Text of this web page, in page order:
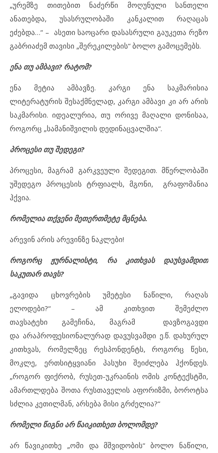
„ურემზე თითებით ნაძერწი მოღუნული სანთელი
ანათებდა, უსასრულობაში კანკალით რაღაცას
ეძებდა…“ – ასეთი საოცარი დასასრული გაუკეთა რეზო
გაბრიაძემ თავისი „შერეკილების“ ბოლო გამოცემებს.
ენა თუ ამბავი? რატომ?
ენა მეტია ამბავზე. კარგი ენა საკმარისია
ლიტერატურის შესაქმნელად, კარგი ამბავი კი არ არის
საკმარისი. იდეალურია, თუ ორივე მაღალი დონისაა,
როგორც „სამანიშვილის დედინაცვალშია“.
პროცესი თუ შედეგი?
პროცესი, მაგრამ გარკვეული შედეგით. მწერლობაში
უშედეგო პროცესის ტრფიალს, მგონი, გრაფომანია
ჰქვია.
რომელია თქვენი მეთერთმეტე მცნება.
არევინ არის არევინზე ნაკლები!
როგორც ჟურნალისტი, რა კითხვას დაუსვამდით
საკუთარ თავს?
„გავიდა ცხოვრების უმეტესი ნაწილი, რაღას
ელოდები?“ – ამ კითხვით შემეძლო
თავსატეხი გამეჩინა, მაგრამ დავზოგავდი
და არაპროფესიონალურად დავუსვამდი ე.წ. დახურულ
კითხვას, რომელზეც რესპონდენტს, როგორც წესი,
მოკლე, ერთსიტყვიანი პასუხი შეიძლება ჰქონდეს.
„როგორ ფიქრობ, რუსეთ-უკრაინის ომის კონტექსტში,
ამართლდება შოთა რუსთაველის აფორიზმი, ბოროტსა
სძლია კეთილმან, არსება მისი გრძელია?“
რომელი წიგნი არ წაიკითხეთ ბოლომდე?
არ წავიკითხე „ომი და მშვიდობის“ ბოლო ნაწილი,